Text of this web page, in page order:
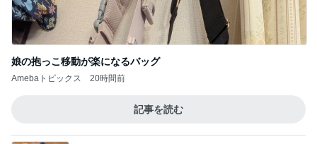
娘の抱っこ移動が楽になるバッグ
Amebaトピックス 20時間前
記事を読む